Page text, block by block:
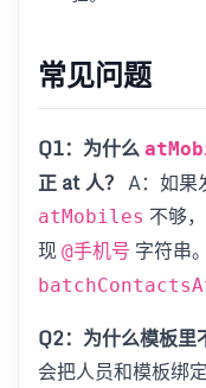
常见问题
Q1：为什么
正 at 人？ A：如果
atMobiles 不够
现 @手机号 字符串
Q2：为什么模板里
会把人员和模板绑